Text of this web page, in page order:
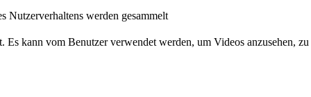
Nutzerverhaltens werden gesammelt
Es kann vom Benutzer verwendet werden, um Videos anzusehen,